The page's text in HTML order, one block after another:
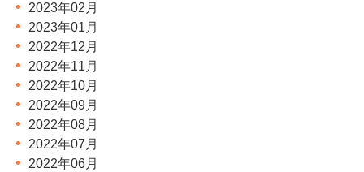
2023年02月
2023年01月
2022年12月
2022年11月
2022年10月
2022年09月
2022年08月
2022年07月
2022年06月